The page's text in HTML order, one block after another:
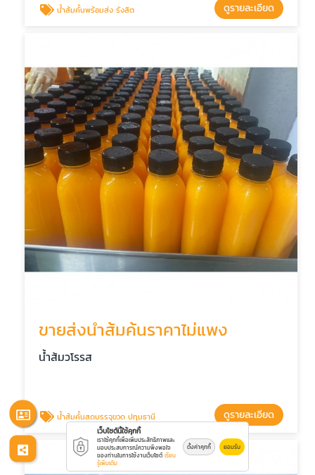
น้ำส้มคั้นพร้อมส่ง รังสิต ดูรายละเอียด
ขายส่งน้ำส้มค้นราคาไม่แพง
น้ำส้มวโรรส
น้ำส้มคั้นสดบรรจุขวด ปทุมธานี ดูรายละเอียด
เว็บไซต์นี้ใช้คุกกี้
เราใช้คุกกี้เพื่อเพิ่มประสิทธิภาพและ
มอบประสบการณ์ความพึงพอใจ
ของท่านในการใช้งานเว็บไซต์ เรียน
รู้เพิ่มเติม
ตั้งค่าคุกกี้ ยอมรับ